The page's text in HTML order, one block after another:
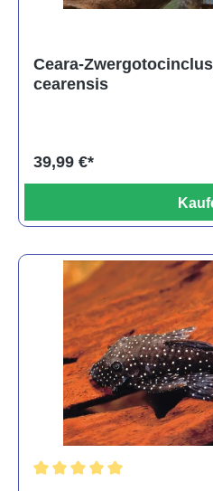
Ceara-
cearensis
39,99 €*